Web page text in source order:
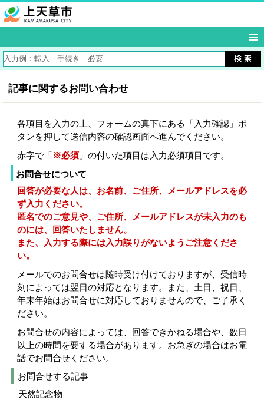
記事に関するお問い合わせ
各項目を入力の上、フォームの真下にある「入力確認」ボ
タンを押して送信内容の確認画面へ進んでください。
赤字で「※必須 」の付いた項目は入力必須項目です。
お問合せについて
回答が必要な人は、お名前、ご住所、メールアドレスを必
ず入力ください。
匿名でのご意見や、ご住所、メールアドレスが未入力のも
のには、回答いたしません。
また、入力する際には入力誤りがないようご注意くださ
い。
メールでのお問合せは随時受け付けておりますが、受信時
刻によっては翌日の対応となります。また、土日、祝日、
年末年始はお問合せに対応しておりませんので、ご了承く
ださい。
お問合せの内容によっては、回答できかねる場合や、数日
以上の時間を要する場合があります。お急ぎの場合はお電
話でお問合せください。
お問合せする記事
天然記念物